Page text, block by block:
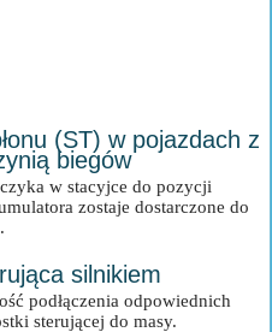
(ST) w pojazdach z
biegów
w stacyjce do pozycji
zostaje dostarczone do
silnikiem
podłączenia odpowiednich
sterującej do masy.